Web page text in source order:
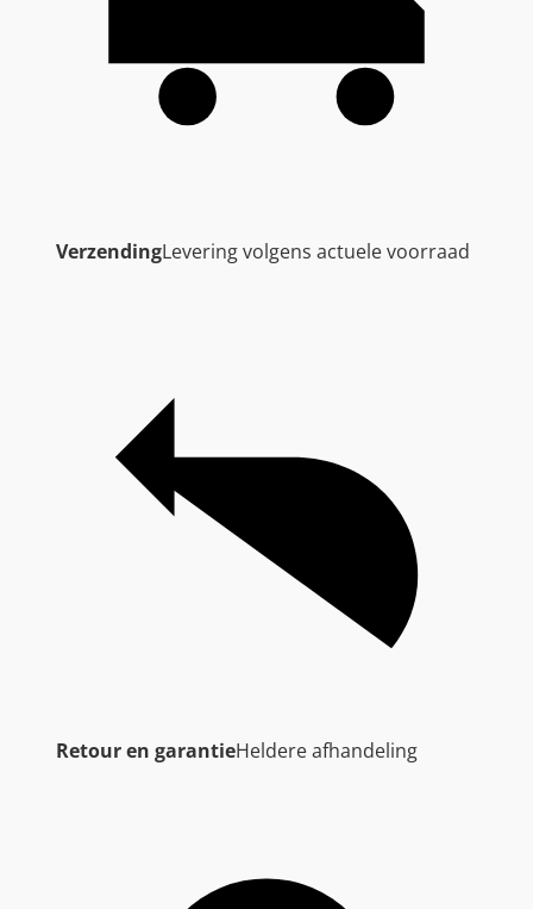
VerzendingLevering volgens actuele voorraad
Retour en garantieHeldere afhandeling